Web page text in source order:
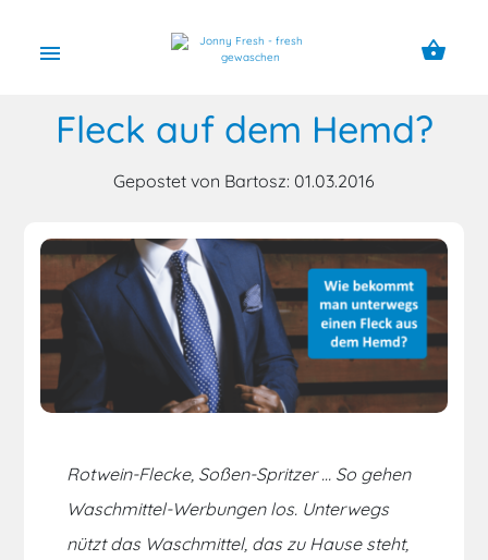
menu shopping_basket
Fleck auf dem Hemd?
Gepostet von Bartosz: 01.03.2016
Rotwein-Flecke, Soßen-Spritzer … So gehen
Waschmittel-Werbungen los. Unterwegs
nützt das Waschmittel, das zu Hause steht,